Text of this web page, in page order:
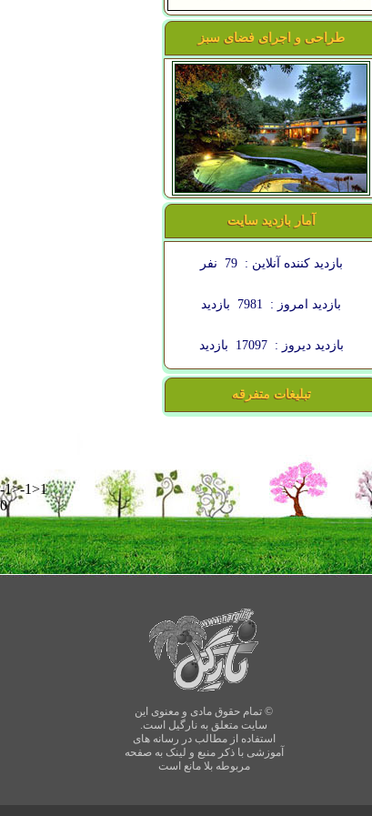
طراحی و اجرای فضای سبز
آمار بازدید سایت
بازدید کننده آنلاین : 79 نفر
بازدید امروز : 7981 بازدید
بازدید دیروز : 17097 بازدید
تبلیغات متفرقه
-1>-1>1
0
© تمام حقوق مادی و معنوی این
سایت متعلق به نارگیل است.
استفاده از مطالب در رسانه های
آموزشی با ذکر منبع و لینک به صفحه
مربوطه بلا مانع است